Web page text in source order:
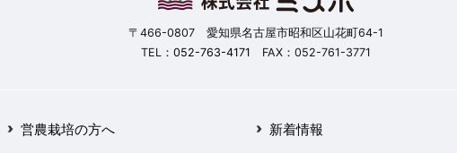
〒466-0807 愛知県名古屋市昭和区山花町64-1
TEL： 052-763-4171 FAX：052-761-3771
営農栽培の方へ 新着情報